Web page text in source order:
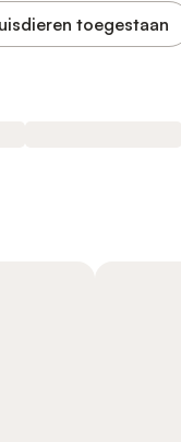
toegestaan